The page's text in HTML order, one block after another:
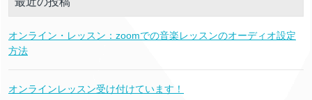
オンライン・レッスン：zoomでの音楽レッスンのオーディオ設定
方法
オンラインレッスン受け付けています！